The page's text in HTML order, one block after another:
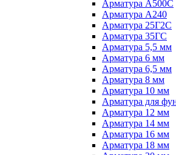
Арматура А500С
Арматура А240
Арматура 25Г2С
Арматура 35ГС
Арматура 5,5 мм
Арматура 6 мм
Арматура 6,5 мм
Арматура 8 мм
Арматура 10 мм
Арматура для
Арматура 12 мм
Арматура 14 мм
Арматура 16 мм
Арматура 18 мм